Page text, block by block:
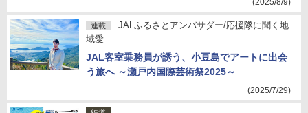
(2025/8/9)
連載
JALふるさとアンバサダー/応援隊に聞く地
域愛
JAL客室乗務員が誘う、小豆島でアートに出会
う旅へ ～瀬戸内国際芸術祭2025～
(2025/7/29)